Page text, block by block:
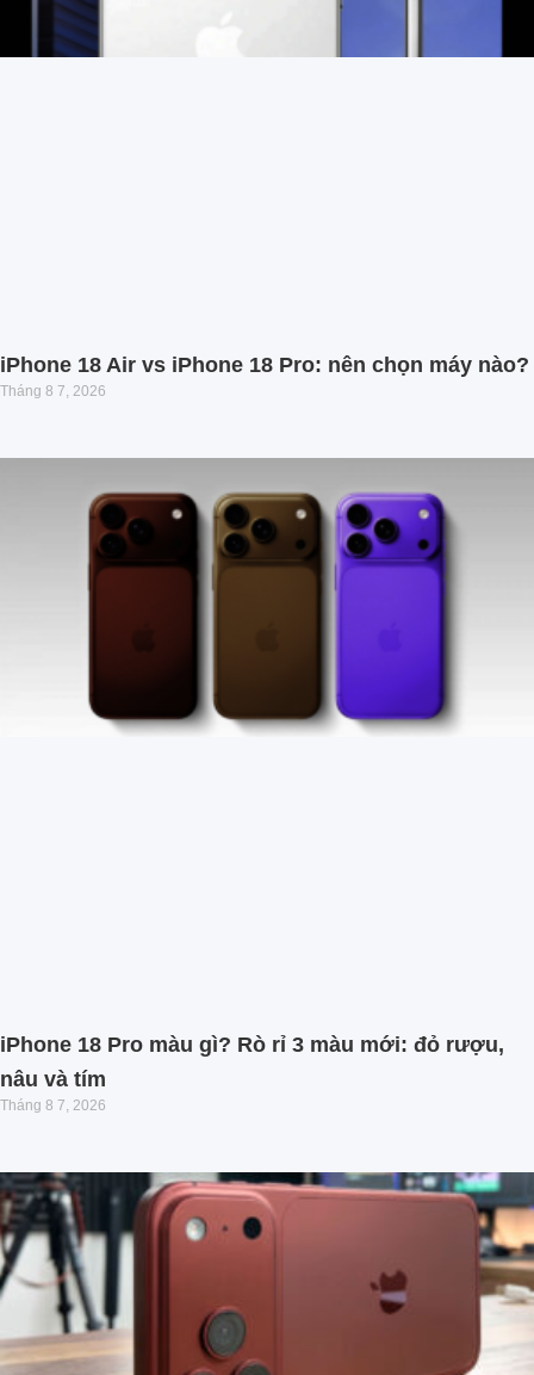
iPhone 18 Air vs iPhone 18 Pro: nên chọn máy nào?
Tháng 8 7, 2026
iPhone 18 Pro màu gì? Rò rỉ 3 màu mới: đỏ rượu,
nâu và tím
Tháng 8 7, 2026